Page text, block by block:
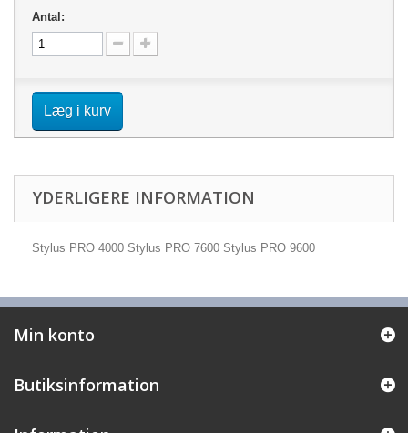
Antal:
Læg i kurv
YDERLIGERE INFORMATION
Stylus PRO 4000 Stylus PRO 7600 Stylus PRO 9600
Min konto
Butiksinformation